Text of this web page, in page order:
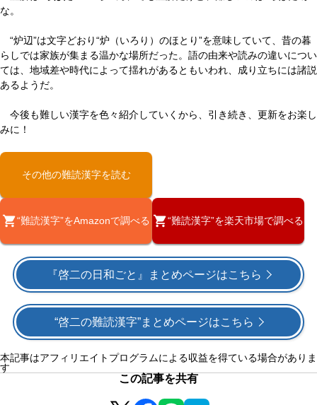
な。
“炉辺”は文字どおり“炉（いろり）のほとり”を意味していて、昔の暮
らしでは家族が集まる温かな場所だった。語の由来や読みの違いについ
ては、地域差や時代によって揺れがあるともいわれ、成り立ちには諸説
あるようだ。
今後も難しい漢字を色々紹介していくから、引き続き、更新をお楽し
みに！
その他の難読漢字を読む
“難読漢字”をAmazonで調べる “難読漢字”を楽天市場で調べる
『啓二の日和ごと』まとめページはこちら
“啓二の難読漢字”まとめページはこちら
本記事はアフィリエイトプログラムによる収益を得ている場合がありま
す
この記事を共有